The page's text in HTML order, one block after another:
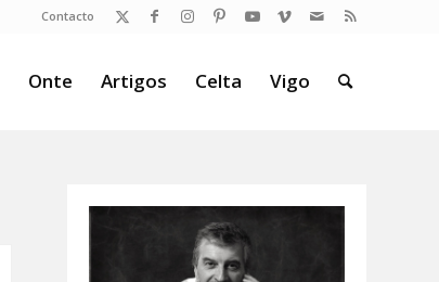
Contacto
Onte Artigos Celta Vigo